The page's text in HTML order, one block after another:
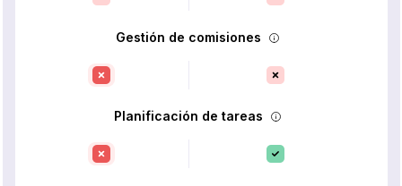
Gestión de comisiones
Planificación de tareas